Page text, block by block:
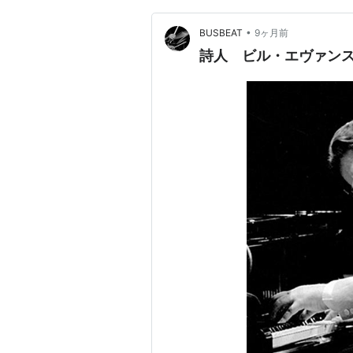
BUSBEAT • 9ヶ月前
詩人 ビル・エヴァン